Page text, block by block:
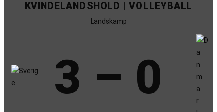
KVINDELANDSHOLD | VOLLEYBALL
Landskamp
3 – 0